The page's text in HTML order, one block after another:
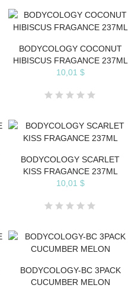
BODYCOLOGY COCONUT
HIBISCUS FRAGANCE 237ML
10,01 $
BODYCOLOGY SCARLET
KISS FRAGANCE 237ML
10,01 $
BODYCOLOGY-BC 3PACK
CUCUMBER MELON